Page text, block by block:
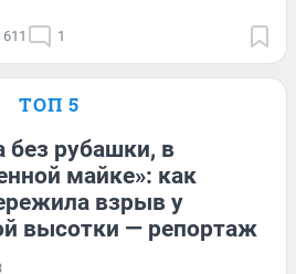
611 1
ТОП 5
рубашки, в
майке»: как
взрыв у
высотки — репортаж